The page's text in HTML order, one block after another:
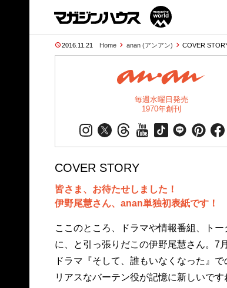
2016.11.21 Home anan (アンアン) COVER
毎週水曜日発売
1970年創刊
COVER STORY
皆さま、お待たせしました！
伊野尾慧さん、anan単独初表紙です！
ここのところ、ドラマや情報番組、トー
に、と引っ張りだこの伊野尾慧さん。7
ドラマ『そして、誰もいなくなった』で
リアスなバーテン役が記憶に新しいです